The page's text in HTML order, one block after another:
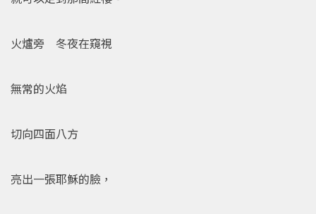
火爐旁 冬夜在窺視
無常的火焰
切向四面八方
亮出一張耶穌的臉，